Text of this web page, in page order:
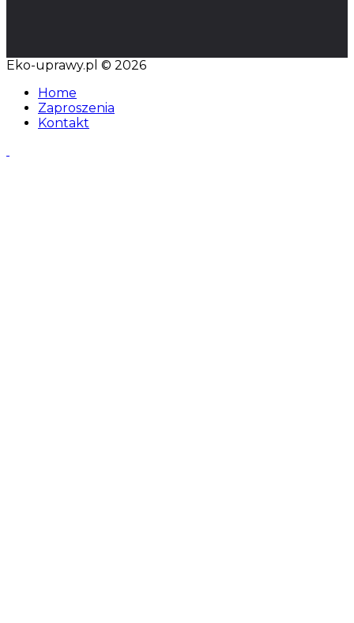
Eko-uprawy.pl © 2026
Home
Zaproszenia
Kontakt